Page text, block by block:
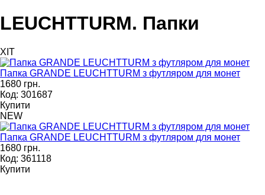
LEUCHTTURM. Папки
ХІТ
Папка GRANDE LEUCHTTURM з футляром для монет
1680 грн.
Код: 301687
Купити
NEW
Папка GRANDE LEUCHTTURM з футляром для монет
1680 грн.
Код: 361118
Купити